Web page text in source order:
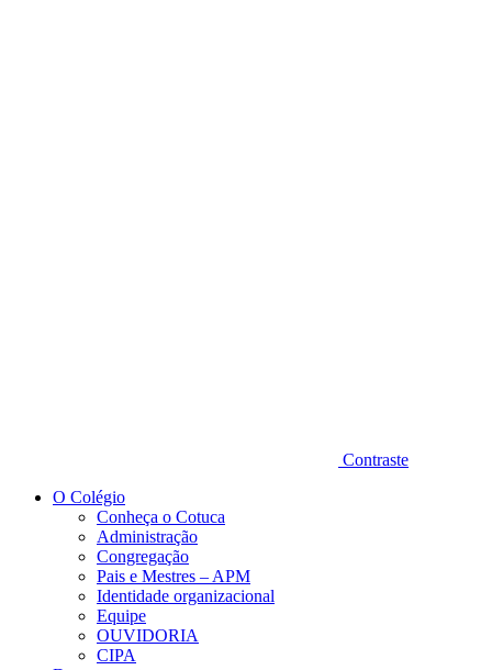
Contraste
O Colégio
Conheça o Cotuca
Administração
Congregação
Pais e Mestres – APM
Identidade organizacional
Equipe
OUVIDORIA
CIPA